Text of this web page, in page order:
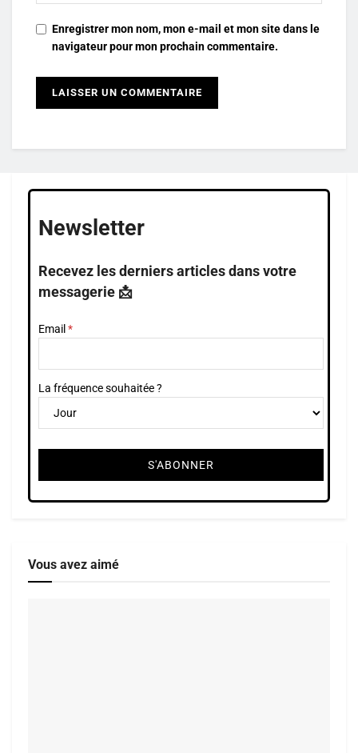
Enregistrer mon nom, mon e-mail et mon site dans le
navigateur pour mon prochain commentaire.
Newsletter
Recevez les derniers articles dans votre
messagerie 📩
Email
La fréquence souhaitée ?
Vous avez aimé